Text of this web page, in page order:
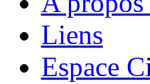
Liens
Espace